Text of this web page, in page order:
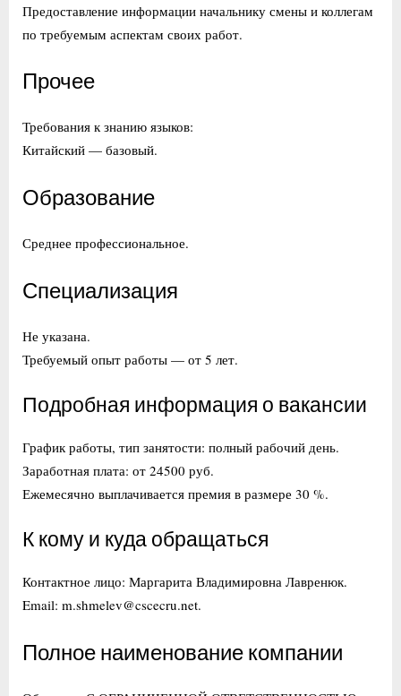
Предоставление информации начальнику смены и коллегам
по требуемым аспектам своих работ.
Прочее
Требования к знанию языков:
Китайский — базовый.
Образование
Среднее профессиональное.
Специализация
Не указана.
Требуемый опыт работы — от 5 лет.
Подробная информация о вакансии
График работы, тип занятости: полный рабочий день.
Заработная плата: от 24500 руб.
Ежемесячно выплачивается премия в размере 30 %.
К кому и куда обращаться
Контактное лицо: Маргарита Владимировна Лавренюк.
Email: m.shmelev@cscecru.net.
Полное наименование компании